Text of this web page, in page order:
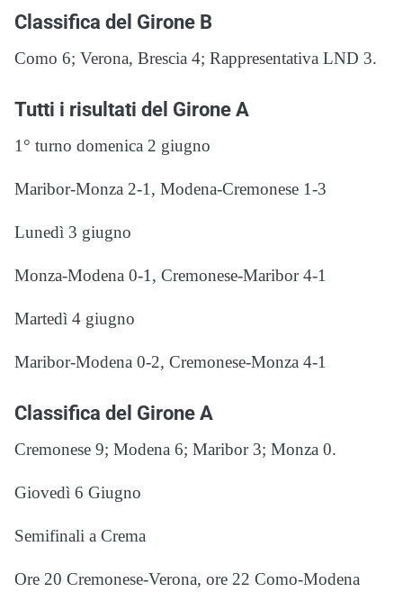
Classifica del Girone B
Como 6; Verona, Brescia 4; Rappresentativa LND 3.
Tutti i risultati del Girone A
1° turno domenica 2 giugno
Maribor-Monza 2-1, Modena-Cremonese 1-3
Lunedì 3 giugno
Monza-Modena 0-1, Cremonese-Maribor 4-1
Martedì 4 giugno
Maribor-Modena 0-2, Cremonese-Monza 4-1
Classifica del Girone A
Cremonese 9; Modena 6; Maribor 3; Monza 0.
Giovedì 6 Giugno
Semifinali a Crema
Ore 20 Cremonese-Verona, ore 22 Como-Modena